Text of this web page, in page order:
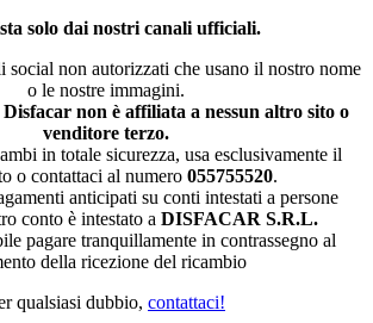
solo dai nostri canali ufficiali.
social non autorizzati che usano il nostro nome
o le nostre immagini.
non è affiliata a nessun altro sito o
venditore terzo.
in totale sicurezza, usa esclusivamente il
o contattaci al numero 055755520.
anticipati su conti intestati a persone
conto è intestato a DISFACAR S.R.L.
pagare tranquillamente in contrassegno al
della ricezione del ricambio
qualsiasi dubbio, contattaci!